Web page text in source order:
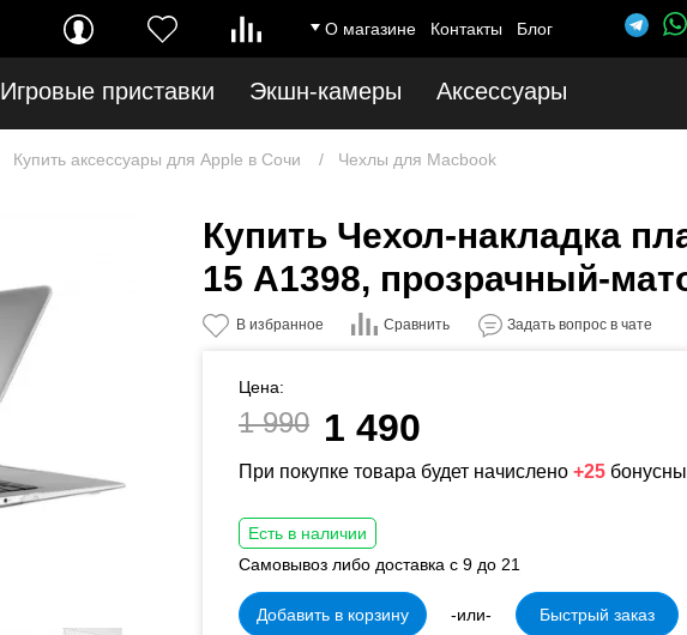
О магазине Контакты Блог
Игровые приставки Экшн-камеры Аксессуары
Купить аксессуары для Apple в Сочи Чехлы для Macbook
Купить Чехол-накладка
15 A1398, прозрачный-
В избранное Сравнить Задать вопрос в чате
Цена:
1 990 1 490
При покупке товара будет начислено +25
Есть в наличии
Самовывоз либо доставка с 9 до 21
Добавить в корзину -или- Быстрый заказ